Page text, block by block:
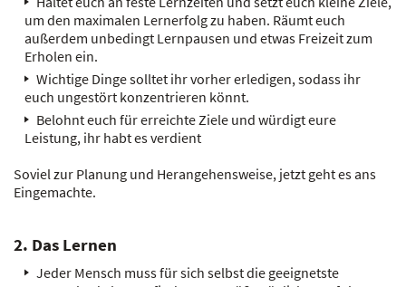
um den maximalen Lernerfolg zu haben. Räumt euch
außerdem unbedingt Lernpausen und etwas Freizeit zum
Erholen ein.
Wichtige Dinge solltet ihr vorher erledigen, sodass ihr
euch ungestört konzentrieren könnt.
Belohnt euch für erreichte Ziele und würdigt eure
Leistung, ihr habt es verdient
Soviel zur Planung und Herangehensweise, jetzt geht es ans
Eingemachte.
2. Das Lernen
Jeder Mensch muss für sich selbst die geeignetste